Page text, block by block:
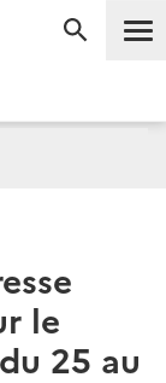
le
25 au